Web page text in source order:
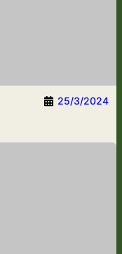
25/3/2024